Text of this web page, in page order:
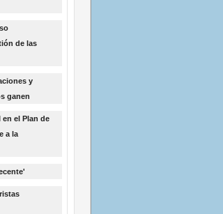
de las
y
ganen
el Plan de
a la